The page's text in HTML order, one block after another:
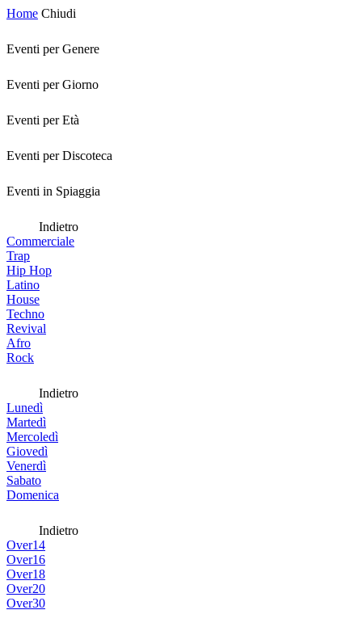
Home Chiudi
Eventi per Genere
Eventi per Giorno
Eventi per Età
Eventi per Discoteca
Eventi in Spiaggia
Indietro
Commerciale
Trap
Hip Hop
Latino
House
Techno
Revival
Afro
Rock
Indietro
Lunedì
Martedì
Mercoledì
Giovedì
Venerdì
Sabato
Domenica
Indietro
Over14
Over16
Over18
Over20
Over30